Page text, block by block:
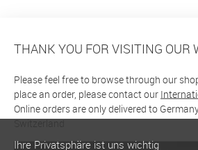
THANK YOU FOR VISITING OUR
Please feel free to browse through our
place an order, please contact our
Online orders are only delivered to
Switzerland
Ihre Privatsphäre ist uns wichtig